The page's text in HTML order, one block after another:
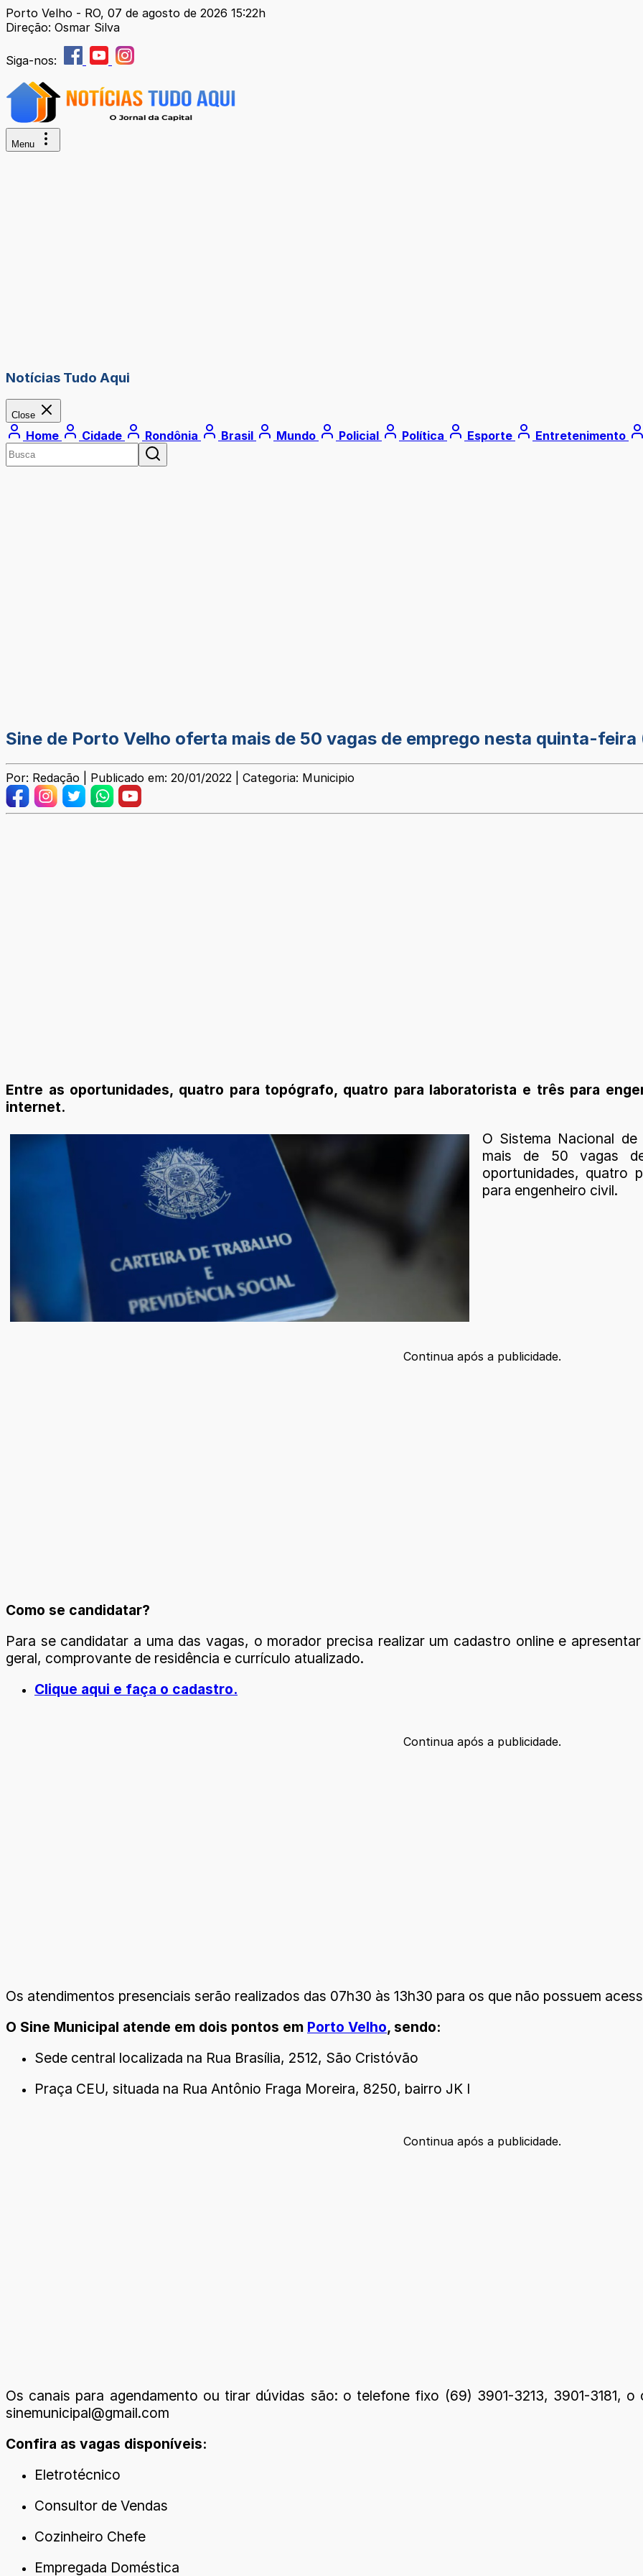
Porto Velho - RO, 07 de agosto de 2026 15:22h
Direção: Osmar Silva
Siga-nos:
Menu
Notícias Tudo Aqui
Close
Home Cidade Rondônia Brasil Mundo Policial Política Esporte Entretenimento
Sine de Porto Velho oferta mais de 50 vagas de emprego nesta quinta-feira
Por: Redação | Publicado em: 20/01/2022 | Categoria: Municipio
Entre as oportunidades, quatro para topógrafo, quatro para laboratorista e três para
internet.
O Sistema Nacional
mais de 50 vagas
oportunidades, quatro
para engenheiro civil.
Continua após a publicidade.
Como se candidatar?
Para se candidatar a uma das vagas, o morador precisa realizar um cadastro online e
geral, comprovante de residência e currículo atualizado.
Clique aqui e faça o cadastro.
Continua após a publicidade.
Os atendimentos presenciais serão realizados das 07h30 às 13h30 para os que não possuem
O Sine Municipal atende em dois pontos em Porto Velho, sendo:
Sede central localizada na Rua Brasília, 2512, São Cristóvão
Praça CEU, situada na Rua Antônio Fraga Moreira, 8250, bairro JK I
Continua após a publicidade.
Os canais para agendamento ou tirar dúvidas são: o telefone fixo (69) 3901-3213, 3901-3181,
sinemunicipal@gmail.com
Confira as vagas disponíveis:
Eletrotécnico
Consultor de Vendas
Cozinheiro Chefe
Empregada Doméstica